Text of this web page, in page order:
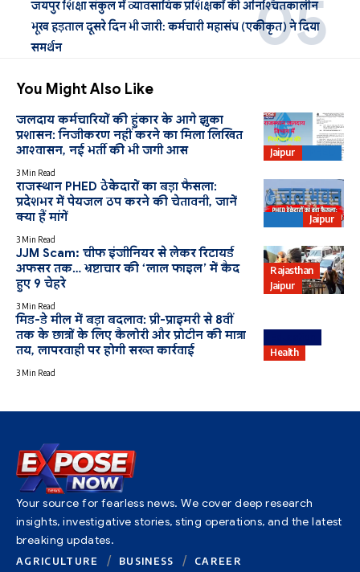
जयपुर शिक्षा संकुल में व्यावसायिक प्रशिक्षकों की अनिश्चितकालीन
भूख हड़ताल दूसरे दिन भी जारी: कर्मचारी महासंघ (एकीकृत) ने दिया
समर्थन
You Might Also Like
Jaipur
जलदाय कर्मचारियों की हुंकार के आगे झुका
प्रशासन: निजीकरण नहीं करने का मिला लिखित
आश्वासन, नई भर्ती की भी जगी आस
3 Min Read
Jaipur
राजस्थान PHED ठेकेदारों का बड़ा फैसला:
प्रदेशभर में पेयजल ठप करने की चेतावनी, जानें
क्या हैं मांगें
3 Min Read
Rajasthan
Jaipur
JJM Scam: चीफ इंजीनियर से लेकर रिटायर्ड
अफसर तक… भ्रष्टाचार की ‘लाल फाइल’ में कैद
हुए 9 चेहरे
3 Min Read
Health
मिड-डे मील में बड़ा बदलाव: प्री-प्राइमरी से 8वीं
तक के छात्रों के लिए कैलोरी और प्रोटीन की मात्रा
तय, लापरवाही पर होगी सख्त कार्रवाई
3 Min Read
Your source for fearless news. We cover deep research
insights, investigative stories, sting operations, and the latest
breaking updates.
AGRICULTURE BUSINESS
CAREER